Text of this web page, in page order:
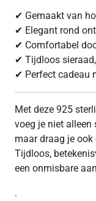
✔ Gemaakt van
✔ Elegant rond
✔ Comfortabel
✔ Tijdloos
✔ Perfect cadeau
Met deze 925
voeg je niet
maar draag je
Tijdloos,
een onmisbare
.